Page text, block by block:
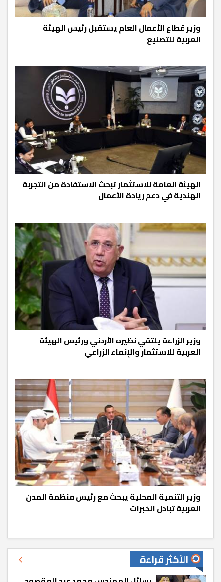
وزير قطاع الأعمال العام يستقبل رئيس الهيئة
العربية للتصنيع
الهيئة العامة للاستثمار تبحث الاستفادة من التجربة
الهندية في دعم ريادة الأعمال
وزير الزراعة يلتقي نظيره الأردني ورئيس الهيئة
العربية للاستثمار والإنماء الزراعي
وزير التنمية المحلية يبحث مع رئيس منظمة المدن
العربية تبادل الخبرات
الأكثر قراءة